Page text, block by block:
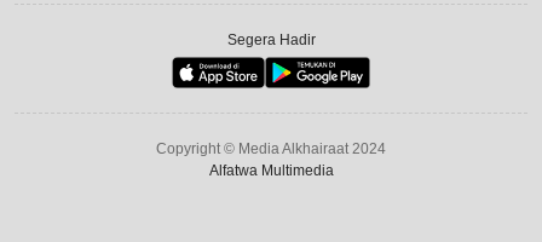
Segera Hadir
Copyright © Media Alkhairaat 2024
Alfatwa Multimedia